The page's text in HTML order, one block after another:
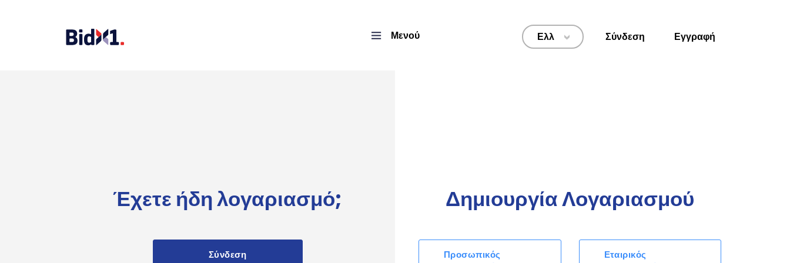
Μενού Ελλ > Σύνδεση Εγγραφή
Έχετε ήδη λογαριασμό;
Σύνδεση
Δημιουργία Λογαριασμού
Προσωπικός
Εταιρικός